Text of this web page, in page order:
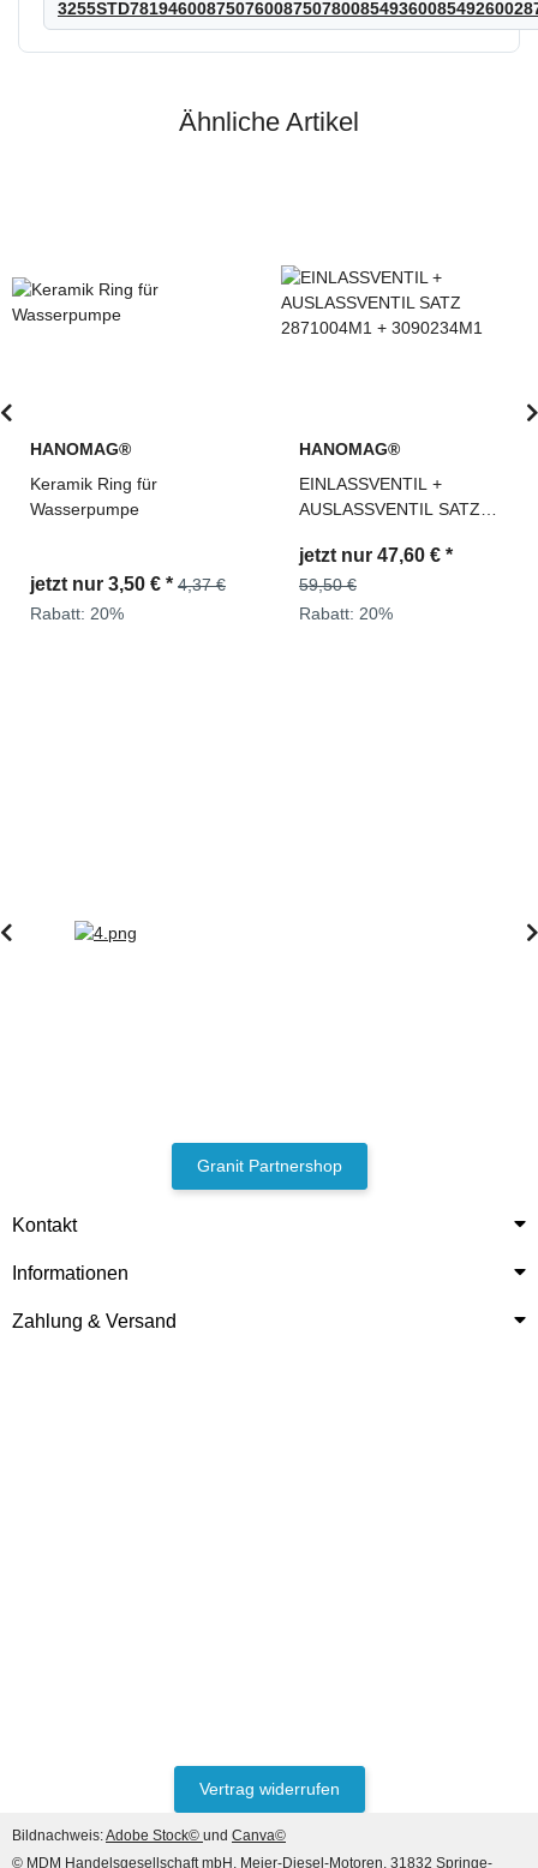
Ähnliche Artikel
HANOMAG®
Keramik Ring für
Wasserpumpe
jetzt nur 3,50 € * 4,37 €
Rabatt: 20%
HANOMAG®
EINLASSVENTIL +
AUSLASSVENTIL SATZ
jetzt nur 47,60 € *
59,50 €
Rabatt: 20%
Granit Partnershop
Kontakt
Informationen
Zahlung & Versand
Vertrag widerrufen
Bildnachweis:Adobe Stock© und Canva©
© MDM Handelsgesellschaft mbH, Meier-Diesel-Motoren, 31832 Springe-